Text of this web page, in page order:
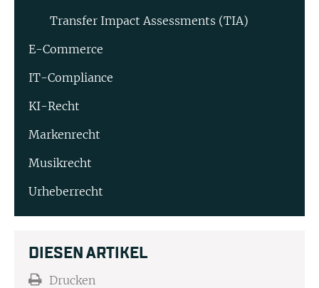
Transfer Impact Assessments (TIA)
E-Commerce
IT-Compliance
KI-Recht
Markenrecht
Musikrecht
Urheberrecht
DIESEN ARTIKEL
Drucken